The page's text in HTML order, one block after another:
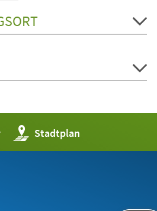
Stadtplan
(Öffnet
in
einem